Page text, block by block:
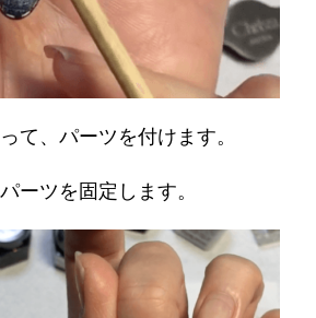
て、パーツを付けます。
ーツを固定します。